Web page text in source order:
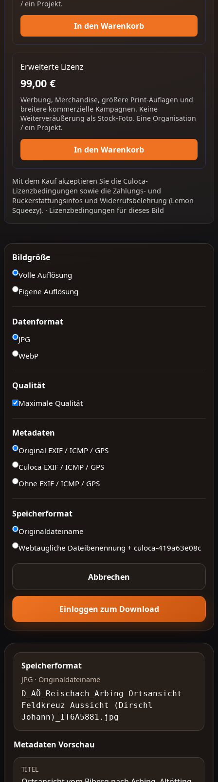
/ ein Projekt.
In den Warenkorb
Erweiterte Lizenz
99,00 €
Werbung, Merchandise, größere Print-Auflagen und
breitere kommerzielle Kampagnen. Keine
Weiterveräußerung als Stock-Foto. Eine Organisation
/ ein Projekt.
In den Warenkorb
Mit dem Kauf akzeptieren Sie die Culoca-
Lizenzbedingungen sowie die Zahlungs- und
Rückerstattungsinfos und Widerrufsbelehrung (Lemon
Squeezy). · Lizenzbedingungen für dieses Bild
Bildgröße
Volle Auflösung
Eigene Auflösung
Datenformat
JPG
WebP
Qualität
Maximale Qualität
Metadaten
Original EXIF / ICMP / GPS
Culoca EXIF / ICMP / GPS
Ohne EXIF / ICMP / GPS
Speicherformat
Originaldateiname
Webtaugliche Dateibenennung + culoca-419a63e08c
Abbrechen
Einloggen zum Download
Speicherformat
JPG · Originaldateiname
D_AÖ_Reischach_Arbing Ortsansicht
Feldkreuz Aussicht (Dirschl
Johann)_IT6A5881.jpg
Metadaten Vorschau
TITEL